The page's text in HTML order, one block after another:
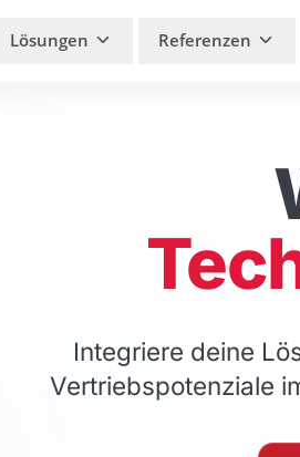
Lösungen
Referenzen
Integriere deine
Vertriebspotenziale